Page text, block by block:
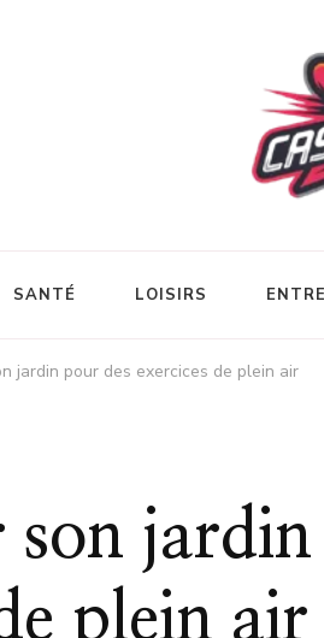
SANTÉ LOISIRS
jardin pour des exercices de plein air
son
plein air